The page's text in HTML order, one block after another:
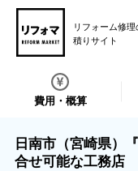
リフォーム修理
積りサイト
費用・概算
日南市（宮崎県）
合せ可能な工務店